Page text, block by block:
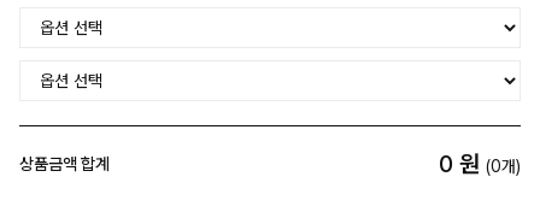
상품금액 합계 0 원 (0개)